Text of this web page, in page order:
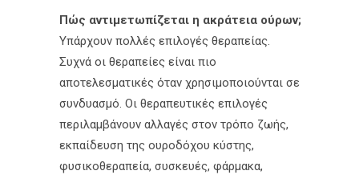
Πώς αντιμετωπίζεται η ακράτεια ούρων;
Υπάρχουν πολλές επιλογές θεραπείας.
Συχνά οι θεραπείες είναι πιο
αποτελεσματικές όταν χρησιμοποιούνται σε
συνδυασμό. Οι θεραπευτικές επιλογές
περιλαμβάνουν αλλαγές στον τρόπο ζωής,
εκπαίδευση της ουροδόχου κύστης,
φυσικοθεραπεία, συσκευές, φάρμακα,